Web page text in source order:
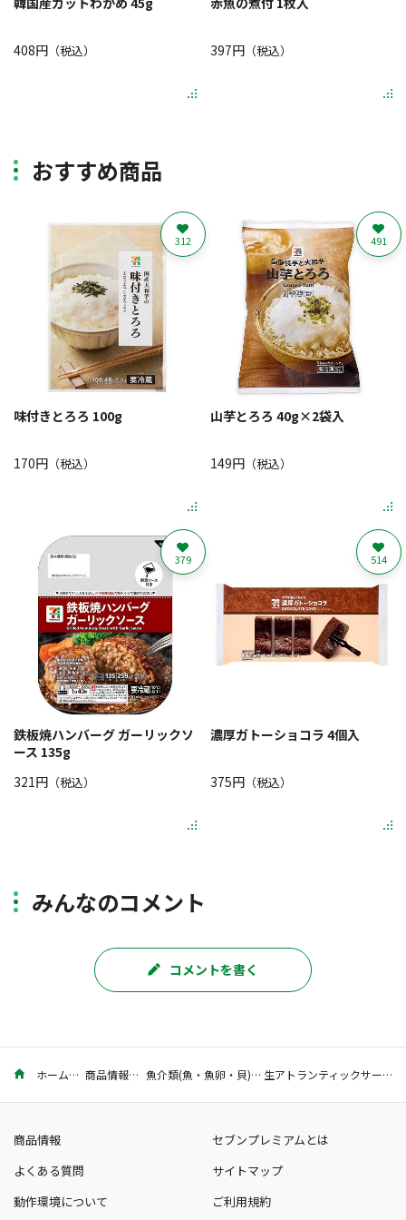
408円 （税込） 397円（税込）
おすすめ商品
味付きとろろ 100g
170円 （税込）
312
山芋とろろ 40g×2袋入
149円（税込）
491
鉄板焼ハンバーグ ガーリックソ
ース 135g
321円 （税込）
379
濃厚ガトーショコラ 4個入
375円（税込）
514
みんなのコメント
コメントを書く
ホーム 商品情報 魚介類(魚・魚卵・貝) 生アトランティックサーモン
商品情報
セブンプレミアムとは
よくある質問
サイトマップ
動作環境について
ご利用規約